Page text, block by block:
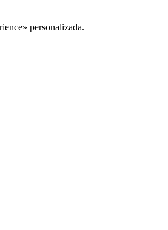
personalizada.